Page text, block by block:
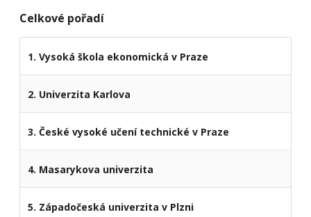
Celkové pořadí
1. Vysoká škola ekonomická v Praze
2. Univerzita Karlova
3. České vysoké učení technické v Praze
4. Masarykova univerzita
5. Západočeská univerzita v Plzni